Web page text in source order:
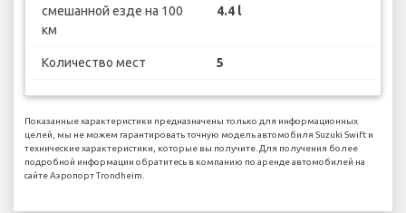
смешанной езде на 100
км
4.4 l
Количество мест 5
Показанные характеристики предназначены только для информационных
целей, мы не можем гарантировать точную модель автомобиля Suzuki Swift и
технические характеристики, которые вы получите. Для получения более
подробной информации обратитесь в компанию по аренде автомобилей на
сайте Аэропорт Trondheim.